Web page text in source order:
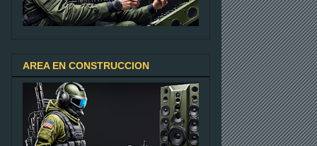
AREA EN CONSTRUCCION